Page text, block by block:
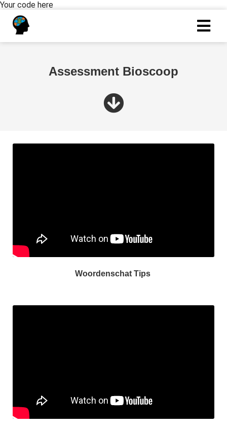
Your code here
Assessment Bioscoop
Woordenschat Tips